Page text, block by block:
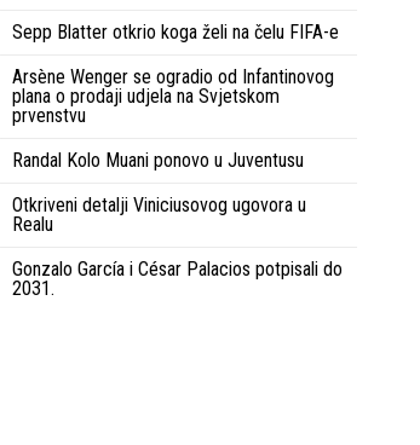
Sepp Blatter otkrio koga želi na čelu FIFA-e
Arsène Wenger se ogradio od Infantinovog
plana o prodaji udjela na Svjetskom
prvenstvu
Randal Kolo Muani ponovo u Juventusu
Otkriveni detalji Viniciusovog ugovora u
Realu
Gonzalo García i César Palacios potpisali do
2031.